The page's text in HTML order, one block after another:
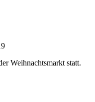
Weihnachtsmarkt statt.